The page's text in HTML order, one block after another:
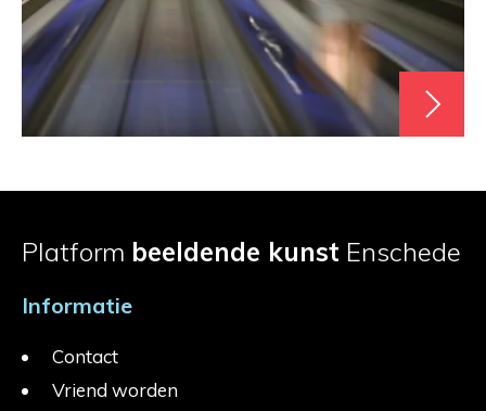
Platform beeldende kunst Enschede
Informatie
Contact
Vriend worden